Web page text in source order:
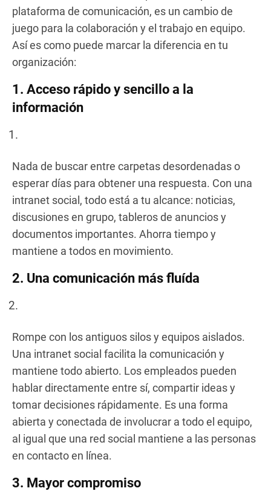
plataforma de comunicación, es un cambio de
juego para la colaboración y el trabajo en equipo.
Así es como puede marcar la diferencia en tu
organización:
1. Acceso rápido y sencillo a la
información
Nada de buscar entre carpetas desordenadas o
esperar días para obtener una respuesta. Con una
intranet social, todo está a tu alcance: noticias,
discusiones en grupo, tableros de anuncios y
documentos importantes. Ahorra tiempo y
mantiene a todos en movimiento.
2. Una comunicación más fluída
Rompe con los antiguos silos y equipos aislados.
Una intranet social facilita la comunicación y
mantiene todo abierto. Los empleados pueden
hablar directamente entre sí, compartir ideas y
tomar decisiones rápidamente. Es una forma
abierta y conectada de involucrar a todo el equipo,
al igual que una red social mantiene a las personas
en contacto en línea.
3. Mayor compromiso